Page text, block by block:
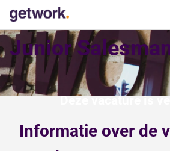
Junior
Deze vacature is
Informatie over de